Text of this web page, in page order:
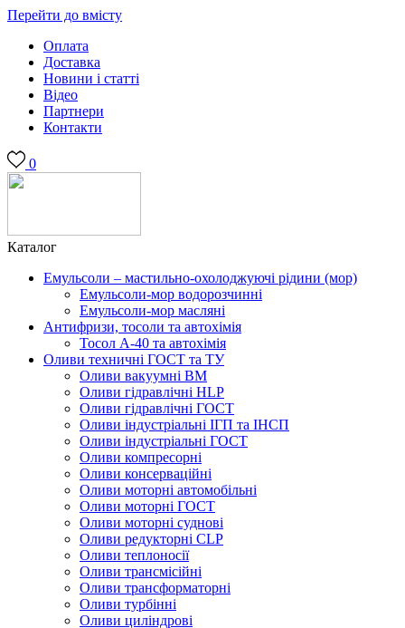
Перейти до вмісту
Оплата
Доставка
Новини і статті
Відео
Партнери
Контакти
0
Каталог
Емульсоли – мастильно-охолоджуючі рідини (мор)
Емульсоли-мор водорозчинні
Емульсоли-мор масляні
Антифризи, тосоли та автохімія
Тосол А-40 та автохімія
Оливи техничні ГОСТ та ТУ
Оливи вакуумні ВМ
Оливи гідравлічні HLP
Оливи гідравлічні ГОСТ
Оливи індустріальні ІГП та ІНСП
Оливи індустріальні ГОСТ
Оливи компресорні
Оливи консерваційні
Оливи моторні автомобільні
Оливи моторні ГОСТ
Оливи моторні суднові
Оливи редукторні CLP
Оливи теплоносії
Оливи трансмісійні
Оливи трансформаторні
Оливи турбінні
Оливи циліндрові